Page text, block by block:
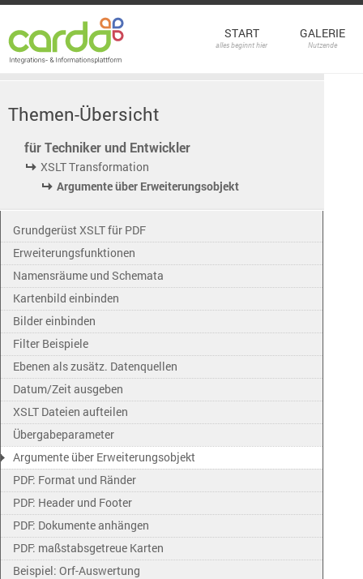
START
alles beginnt hier
GALERIE
Nutzende
Themen-Übersicht
für Techniker und Entwickler
XSLT Transformation
Argumente über Erweiterungsobjekt
Grundgerüst XSLT für PDF
Erweiterungsfunktionen
Namensräume und Schemata
Kartenbild einbinden
Bilder einbinden
Filter Beispiele
Ebenen als zusätz. Datenquellen
Datum/Zeit ausgeben
XSLT Dateien aufteilen
Übergabeparameter
Argumente über Erweiterungsobjekt
PDF: Format und Ränder
PDF: Header und Footer
PDF: Dokumente anhängen
PDF: maßstabsgetreue Karten
Beispiel: Orf-Auswertung